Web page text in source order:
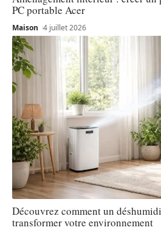
PC portable Acer
Maison 4 juillet 2026
Découvrez comment un
transformer votre environnement